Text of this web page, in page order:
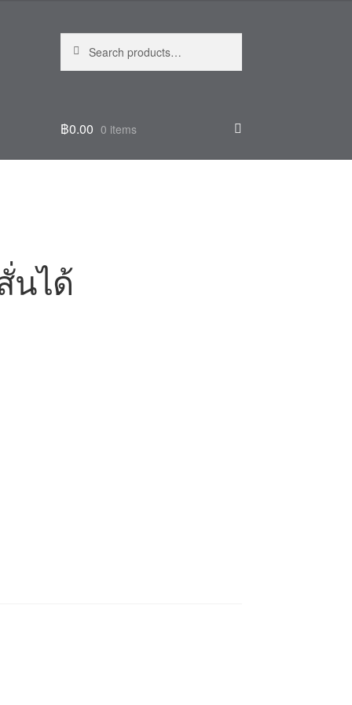
for:
฿0.00 0 items
นได้